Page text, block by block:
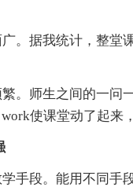
。据我统计，整堂
。师生之间的一问
使课堂动了起来
手段。能用不同手